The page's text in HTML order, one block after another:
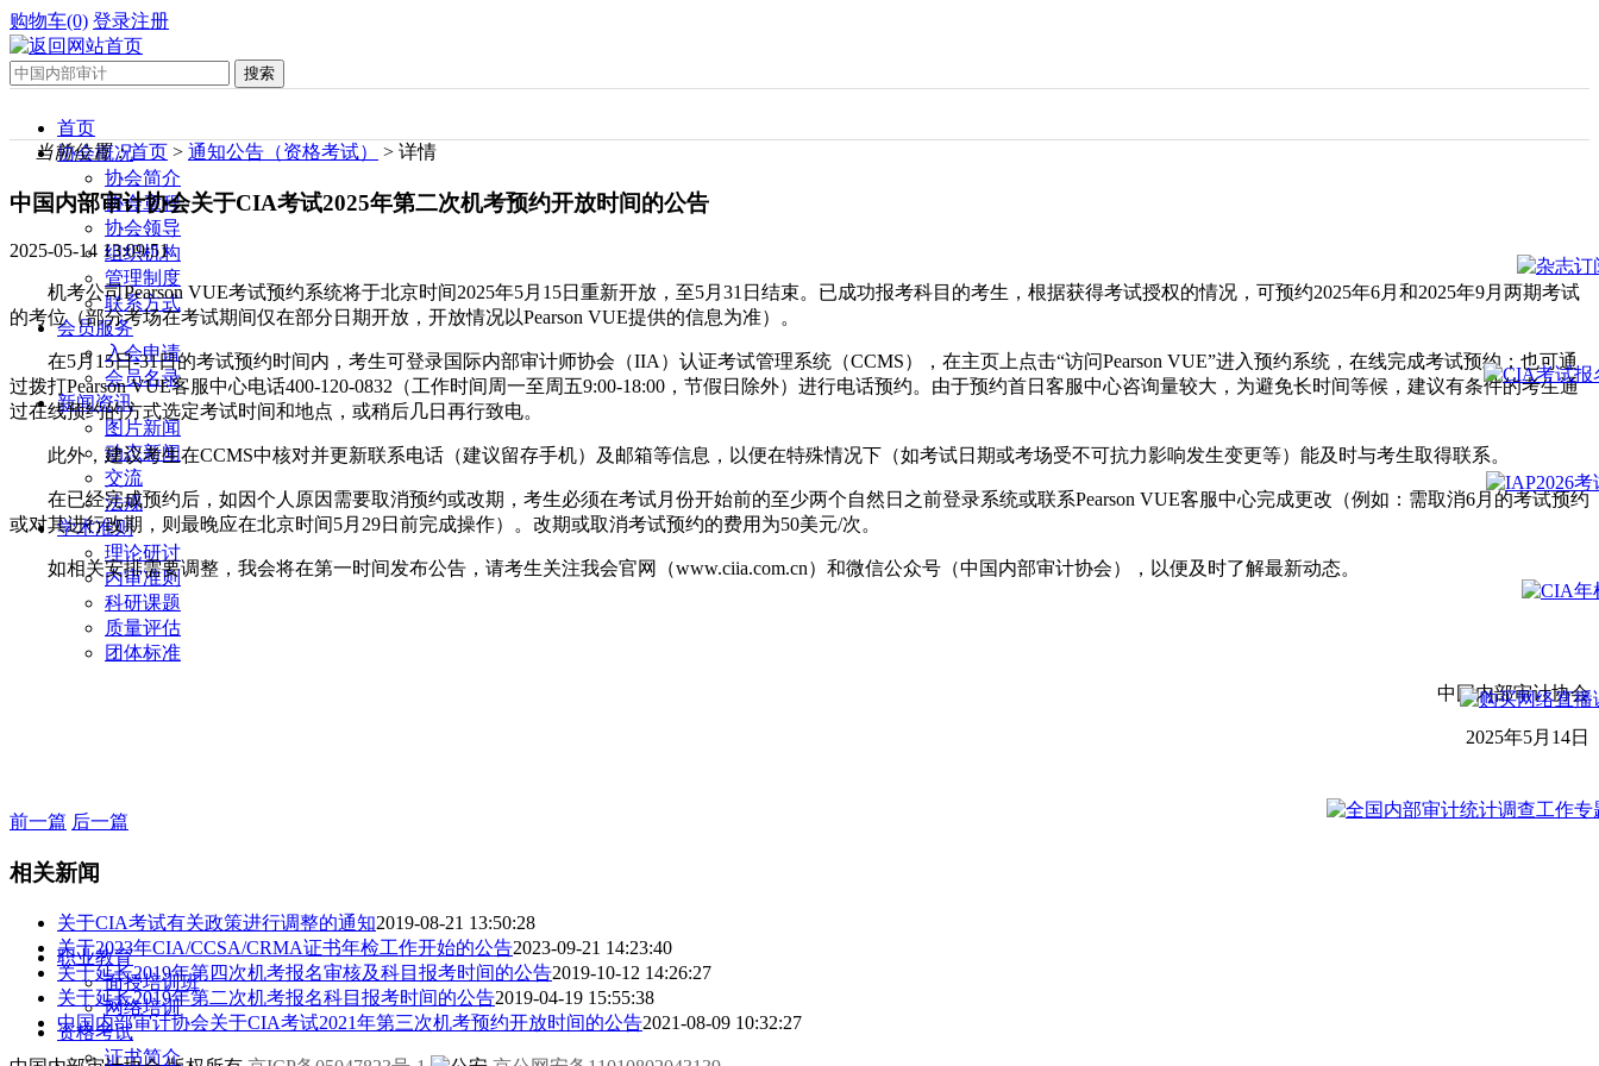
购物车(0) 登录注册
首页
协会概况
协会简介
协会章程
协会领导
组织机构
管理制度
联系方式
会员服务
入会申请
会员名录
新闻资讯
图片新闻
动态新闻
交流
法规
学术准则
理论研讨
内审准则
科研课题
质量评估
团体标准
职业教育
面授培训班
网络培训
资格考试
证书简介
当前位置：首页 > 通知公告（资格考试） > 详情
中国内部审计协会关于CIA考试2025年第二次机考预约开放时间的公告
2025-05-14 13:09:51
机考公司Pearson VUE考试预约系统将于北京时间2025年5月15日重新开放，至5月31日结束。已成功报考科目的考生，根据获得考试授权的情况，可预约2025年6月和2025年9月两期考试
的考位（部分考场在考试期间仅在部分日期开放，开放情况以Pearson VUE提供的信息为准）。
在5月15日-31日的考试预约时间内，考生可登录国际内部审计师协会（IIA）认证考试管理系统（CCMS），在主页上点击“访问Pearson VUE”进入预约系统，在线完成考试预约；也可通
过拨打Pearson VUE客服中心电话400-120-0832（工作时间周一至周五9:00-18:00，节假日除外）进行电话预约。由于预约首日客服中心咨询量较大，为避免长时间等候，建议有条件的考生通
过在线预约的方式选定考试时间和地点，或稍后几日再行致电。
此外，建议考生在CCMS中核对并更新联系电话（建议留存手机）及邮箱等信息，以便在特殊情况下（如考试日期或考场受不可抗力影响发生变更等）能及时与考生取得联系。
在已经完成预约后，如因个人原因需要取消预约或改期，考生必须在考试月份开始前的至少两个自然日之前登录系统或联系Pearson VUE客服中心完成更改（例如：需取消6月的考试预约
或对其进行改期，则最晚应在北京时间5月29日前完成操作）。改期或取消考试预约的费用为50美元/次。
如相关安排需要调整，我会将在第一时间发布公告，请考生关注我会官网（www.ciia.com.cn）和微信公众号（中国内部审计协会），以便及时了解最新动态。
中国内部审计协会
2025年5月14日
前一篇 后一篇
相关新闻
关于CIA考试有关政策进行调整的通知2019-08-21 13:50:28
关于2023年CIA/CCSA/CRMA证书年检工作开始的公告2023-09-21 14:23:40
关于延长2019年第四次机考报名审核及科目报考时间的公告2019-10-12 14:26:27
关于延长2019年第二次机考报名科目报考时间的公告2019-04-19 15:55:38
中国内部审计协会关于CIA考试2021年第三次机考预约开放时间的公告2021-08-09 10:32:27